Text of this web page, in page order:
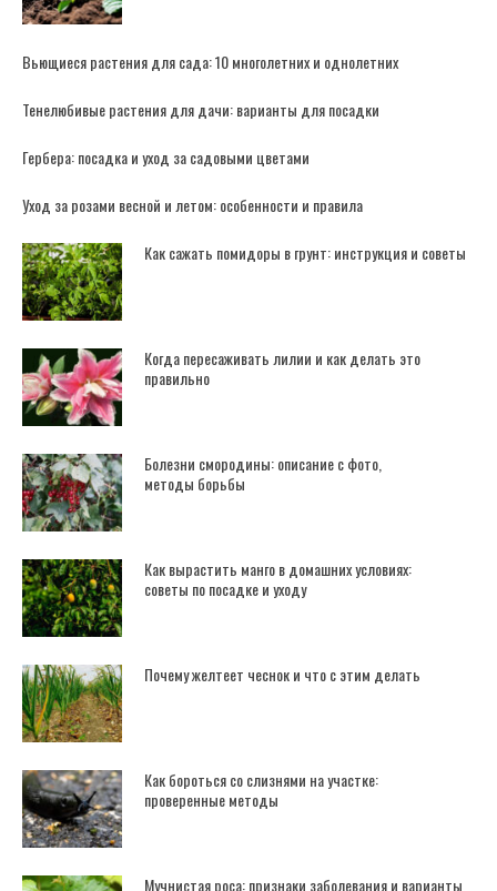
Вьющиеся растения для сада: 10 многолетних и однолетних
Тенелюбивые растения для дачи: варианты для посадки
Гербера: посадка и уход за садовыми цветами
Уход за розами весной и летом: особенности и правила
Как сажать помидоры в грунт: инструкция и советы
Когда пересаживать лилии и как делать это
правильно
Болезни смородины: описание с фото,
методы борьбы
Как вырастить манго в домашних условиях:
советы по посадке и уходу
Почему желтеет чеснок и что с этим делать
Как бороться со слизнями на участке:
проверенные методы
Мучнистая роса: признаки заболевания и варианты